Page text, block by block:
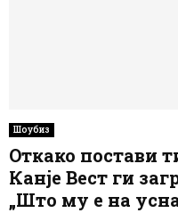
Шоубиз
Откако постави
Канје Вест ги
„Што му е на